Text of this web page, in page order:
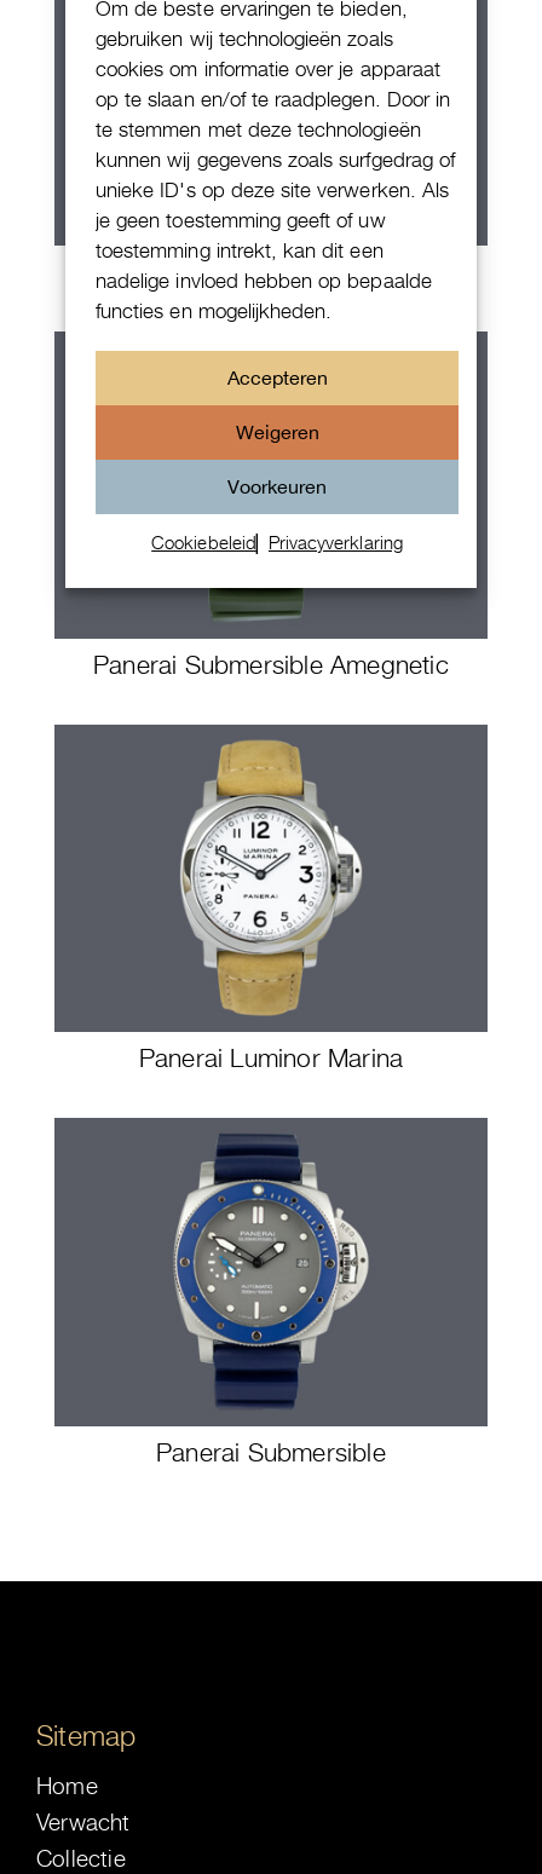
Om de beste ervaringen te bieden,
gebruiken wij technologieën zoals
cookies om informatie over je apparaat
op te slaan en/of te raadplegen. Door in
te stemmen met deze technologieën
kunnen wij gegevens zoals surfgedrag of
unieke ID's op deze site verwerken. Als
je geen toestemming geeft of uw
toestemming intrekt, kan dit een
nadelige invloed hebben op bepaalde
functies en mogelijkheden.
Accepteren
Weigeren
Voorkeuren
Cookiebeleid Privacyverklaring
Panerai Luminor marina
Panerai Submersible Amegnetic
Panerai Luminor Marina
Panerai Submersible
Sitemap
Home
Verwacht
Collectie